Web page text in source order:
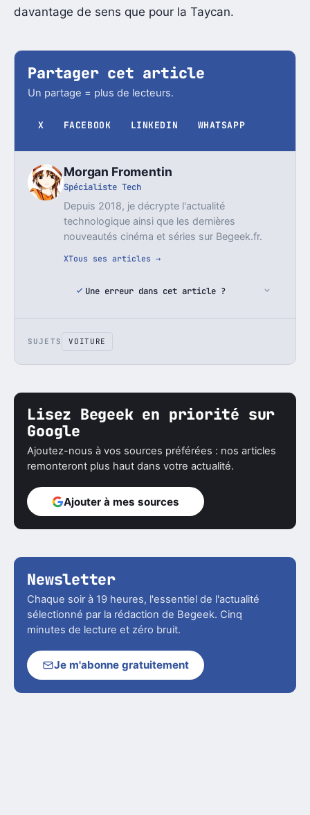
davantage de sens que pour la Taycan.
Partager cet article
Un partage = plus de lecteurs.
X FACEBOOK LINKEDIN WHATSAPP
Morgan Fromentin
Spécialiste Tech
Depuis 2018, je décrypte l'actualité
technologique ainsi que les dernières
nouveautés cinéma et séries sur Begeek.fr.
XTous ses articles →
Une erreur dans cet article ?
SUJETS VOITURE
Lisez Begeek en priorité sur
Google
Ajoutez-nous à vos sources préférées : nos articles
remonteront plus haut dans votre actualité.
Ajouter à mes sources
Newsletter
Chaque soir à 19 heures, l'essentiel de l'actualité
sélectionné par la rédaction de Begeek. Cinq
minutes de lecture et zéro bruit.
Je m'abonne gratuitement